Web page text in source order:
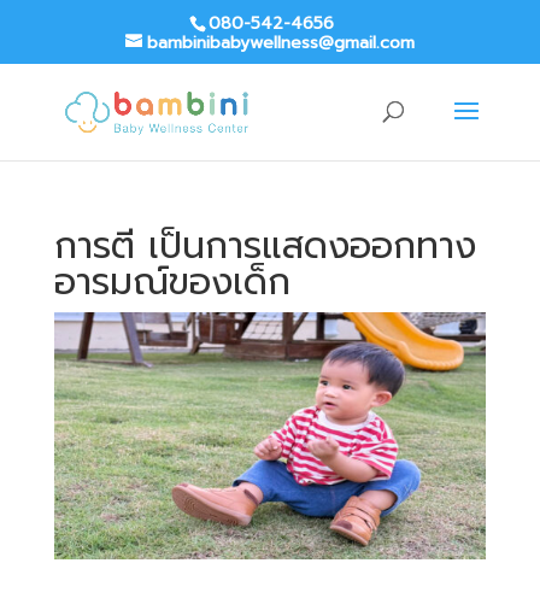
080-542-4656
bambinibabywellness@gmail.com
การตี เป็นการแสดงออกทาง
อารมณ์ของเด็ก